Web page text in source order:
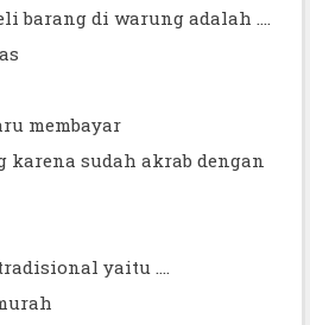
barang di warung adalah ....
membayar
karena sudah akrab dengan
yaitu ....